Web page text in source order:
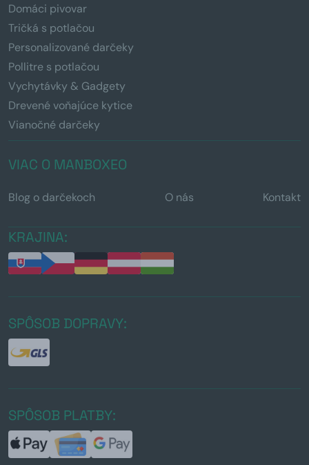
Domáci pivovar
Tričká s potlačou
Personalizované darčeky
Pollitre s potlačou
Vychytávky & Gadgety
Drevené voňajúce kytice
Vianočné darčeky
VIAC O MANBOXEO
Blog o darčekoch O nás Kontakt
KRAJINA:
SPÔSOB DOPRAVY:
SPÔSOB PLATBY: